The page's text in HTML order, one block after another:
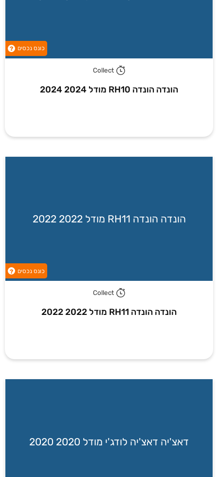
כונס נכסים ?
Collect
הונדה הונדה RH10 מודל 2024 2024
הונדה הונדה RH11 מודל 2022 2022
כונס נכסים ?
Collect
הונדה הונדה RH11 מודל 2022 2022
דאצ'יה דאצ'יה לודג'י מודל 2020 2020